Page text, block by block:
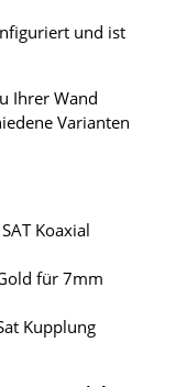
und ist
Ihrer Wand
Varianten
Koaxial
für 7mm
Kupplung